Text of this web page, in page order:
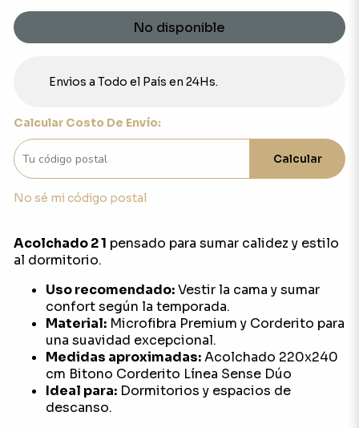
No disponible
Envios a Todo el País en 24Hs.
Calcular Costo De Envío:
Calcular
No sé mi código postal
Acolchado 2 1 pensado para sumar calidez y estilo
al dormitorio.
Uso recomendado:Vestir la cama y sumar
confort según la temporada.
Material:Microfibra Premium y Corderito para
una suavidad excepcional.
Medidas aproximadas:Acolchado 220x240
cm Bitono Corderito Línea Sense Dúo
Ideal para:Dormitorios y espacios de
descanso.